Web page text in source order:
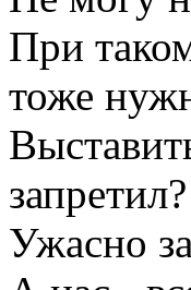
При
тоже
запретил?
Ужасно